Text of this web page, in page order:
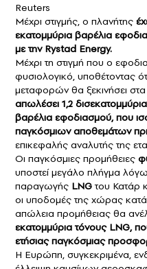
Reuters
Μέχρι στιγμής, ο πλανήτης
εκατομμύρια βαρέλια
με την Rystad Energy.
Μέχρι τη στιγμή που ο
φυσιολογικό, υποθέτοντας
μεταφορών θα ξεκινήσει
απωλέσει 1,2
βαρέλια εφοδιασμού, που
παγκόσμιων αποθεμάτων
επικεφαλής αναλυτής της
Οι παγκόσμιες προμήθειες
υποστεί μεγάλο πλήγμα
παραγωγής LNGτου Κατάρ
οι υποδομές της χώρας
απώλεια προμήθειας θα
εκατομμύρια τόνους LNG,
ετήσιας παγκόσμιας
Η Ευρώπη, συγκεκριμένα,